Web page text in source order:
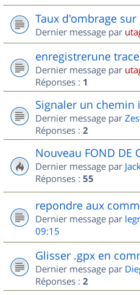
Taux d'ombrage
Dernier message par
enregistrerune trace
Dernier message par
Réponses : 1
Signaler un chemin
Dernier message par
Réponses : 2
Nouveau FOND DE
Dernier message par
Réponses : 55
repondre aux
Dernier message par
09:15
Glisser .gpx en
Dernier message par
Réponses : 2